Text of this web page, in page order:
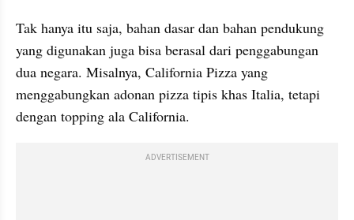
Tak hanya itu saja, bahan dasar dan bahan pendukung
yang digunakan juga bisa berasal dari penggabungan
dua negara. Misalnya, California Pizza yang
menggabungkan adonan pizza tipis khas Italia, tetapi
dengan topping ala California.
ADVERTISEMENT